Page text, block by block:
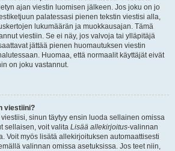
ajan viestin luomisen jälkeen. Jos joku on jo
palatessasi pienen tekstin viestisi alla,
lukumäärän ja muokkausajan. Tämä
viestiin. Se ei näy, jos valvoja tai ylläpitäjä
jättää pienen huomautuksen viestin
Huomaa, että normaalit käyttäjät eivät
on joku vastannut.
viestiini?
sinun täytyy ensin luoda sellainen omissa
sellaisen, voit valita Lisää allekirjoitus-valinnan
Voit myös lisätä allekirjoituksen automaattisesti
valinnan omissa asetuksissa. Jos teet niin,